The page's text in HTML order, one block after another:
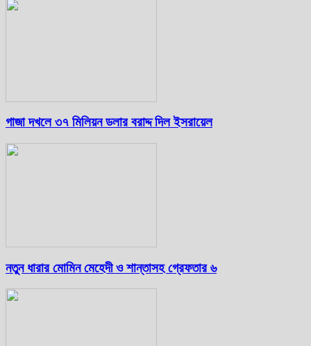
গাজা দখলে ৩৭ মিলিয়ন ডলার বরাদ্দ দিল ইসরায়েল
নতুন ধারার মোমিন মেহেদী ও শান্তাসহ গ্রেফতার ৬